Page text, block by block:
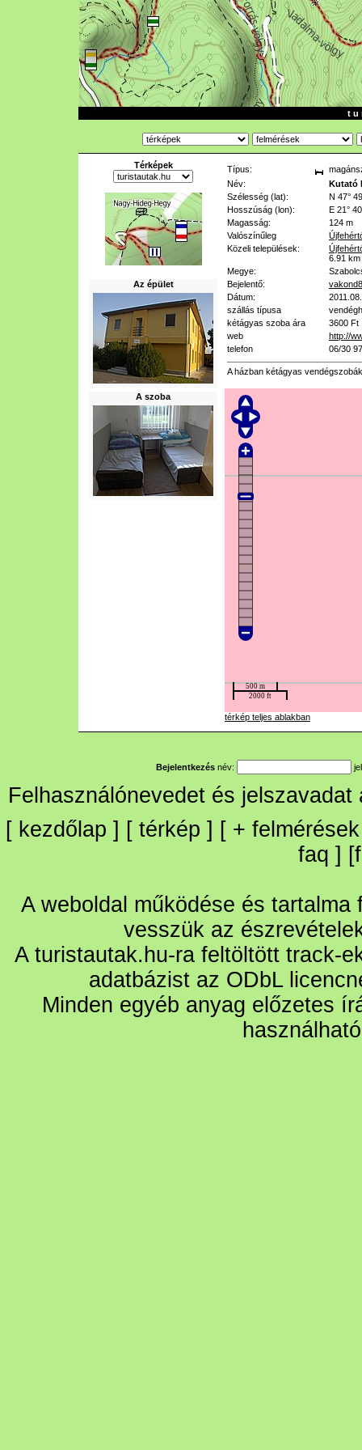
t u
Térképek
Az épület
A szoba
Típus:
Név:
Kutató
Szélesség (lat):
N 47°
Hosszúság (lon):
E 21°
Magasság:
124 m
Valószínűleg
Közeli települések:
6.91 km
Megye:
Bejelentő:
Dátum:
szállás típusa
kétágyas szoba ára
3600 Ft
web
http://
telefon
06/30
A házban kétágyas
térkép teljes ablakban
Bejelentkezés név:
Felhasználónevedet és
[ kezdőlap ] [ térkép ] [ + felmérések
faq ] [
A weboldal működése és
vesszük az
A turistautak.hu-ra feltöltött track-
adatbázist az ODbL
Minden egyéb anyag előzetes